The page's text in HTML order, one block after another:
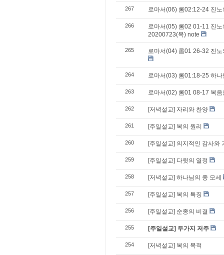
267 로마서(06) 롬02:12-24 진
266
로마서(05) 롬02 01-11 진
20200723(목) note
265 로마서(04) 롬01 26-32 진
264 로마서(03) 롬01:18-25 하
263 로마서(02) 롬01 08-17 복
262 [저녁설교] 자리와 찬양
261 [주일설교] 복의 원리
260 [주일설교] 의지적인 감사와
259 [주일설교] 다윗의 열정
258 [저녁설교] 하나님의 종 모세
257 [주일설교] 복의 특징
256 [주일설교] 순종의 비결
255 [주일설교] 두가지 저주
254 [저녁설교] 복의 목적